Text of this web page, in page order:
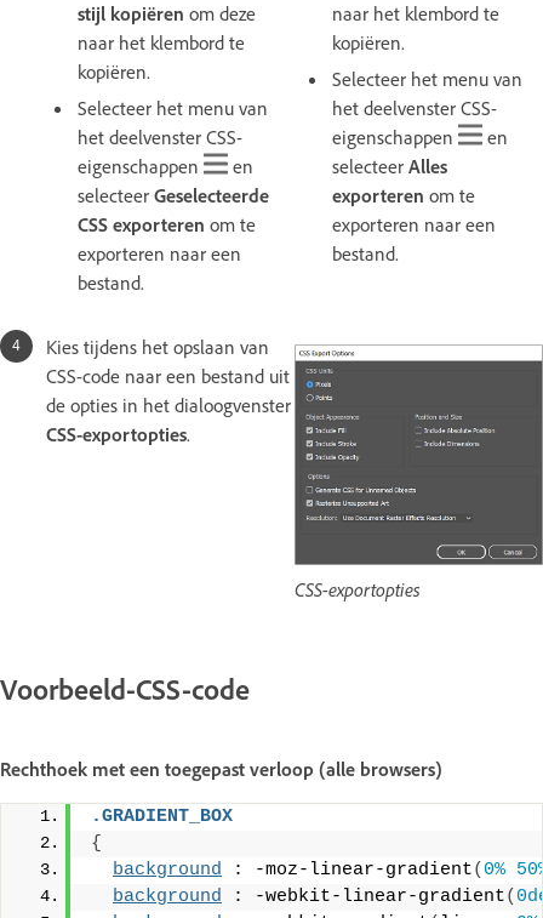
stijl kopiëren om deze
naar het klembord te
kopiëren.
Selecteer het menu van
het deelvenster CSS-
eigenschappen
en
selecteer Geselecteerde
CSS exporteren om te
exporteren naar een
bestand.
naar het klembord te
kopiëren.
Selecteer het menu van
het deelvenster CSS-
eigenschappen
en
selecteer Alles
exporteren om te
exporteren naar een
bestand.
Kies tijdens het opslaan van
CSS-code naar een bestand uit
de opties in het dialoogvenster
CSS-exportopties.
CSS-exportopties
Voorbeeld-CSS-code
Rechthoek met een toegepast verloop (alle browsers)
.GRADIENT_BOX
{
background : -moz-linear-gradient( 0%
background : -webkit-linear-gradient(